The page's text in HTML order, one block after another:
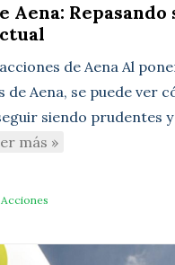
Aena: Repasando
de Aena Al
de Aena, se puede ver
siendo prudentes y
más »
Acciones